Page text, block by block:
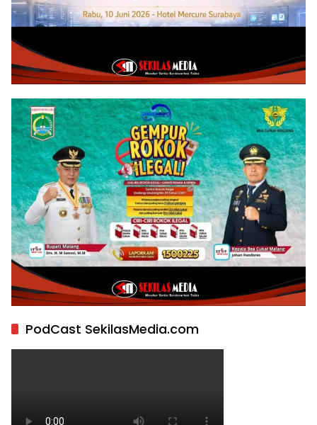
PodCast SekilasMedia.com